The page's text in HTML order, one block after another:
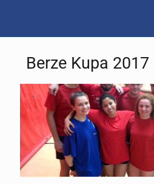
Berze Kupa 2017